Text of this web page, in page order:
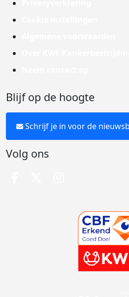
Blijf op de hoogte
Schrijf je in voor de
Volg ons